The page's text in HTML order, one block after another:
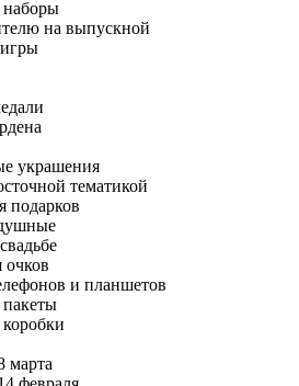
на выпускной
украшения
тематикой
подарков
и планшетов
марта